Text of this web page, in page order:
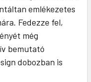
emlékezetes
Fedezze fel,
még
bemutató
dobozban is